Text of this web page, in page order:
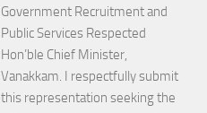
Government Recruitment and
Public Services Respected
Hon’ble Chief Minister,
Vanakkam. I respectfully submit
this representation seeking the